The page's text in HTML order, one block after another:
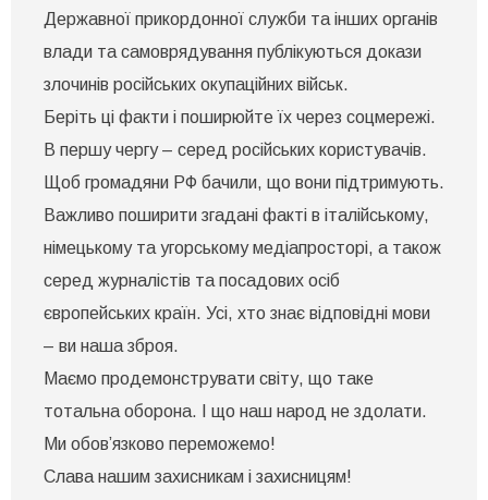
Державної прикордонної служби та інших органів
влади та самоврядування публікуються докази
злочинів російських окупаційних військ.
Беріть ці факти і поширюйте їх через соцмережі.
В першу чергу – серед російських користувачів.
Щоб громадяни РФ бачили, що вони підтримують.
Важливо поширити згадані факті в італійському,
німецькому та угорському медіапросторі, а також
серед журналістів та посадових осіб
європейських країн. Усі, хто знає відповідні мови
– ви наша зброя.
Маємо продемонструвати світу, що таке
тотальна оборона. І що наш народ не здолати.
Ми обов’язково переможемо!
Слава нашим захисникам і захисницям!